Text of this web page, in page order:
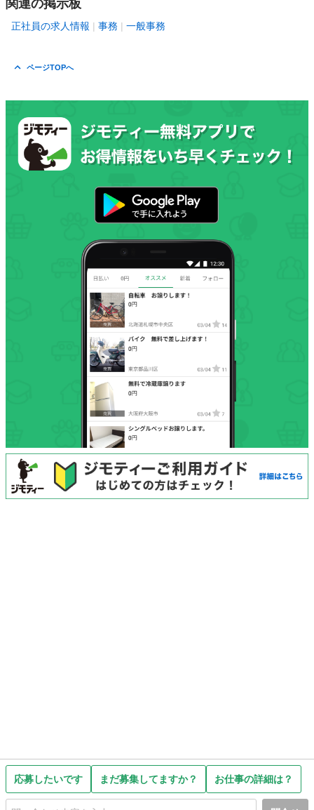
応募したいです まだ募集してますか？ お仕事の詳細は？
関連の掲示板
正社員の求人情報 事務 一般事務
ページTOPへ